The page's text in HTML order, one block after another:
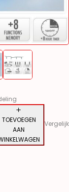
TOEVOEGEN
AAN
Vergelijk